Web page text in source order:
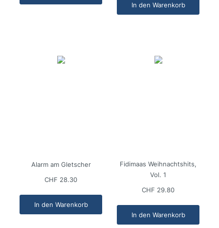
In den Warenkorb
Alarm am Gletscher
CHF 28.30
In den Warenkorb
Fidimaas Weihnachtshits,
Vol. 1
CHF 29.80
In den Warenkorb